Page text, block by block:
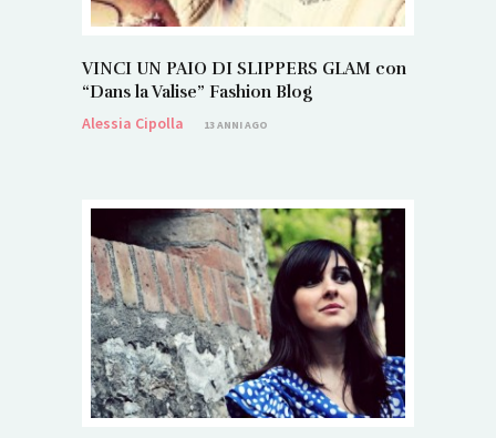
VINCI UN PAIO DI SLIPPERS GLAM con
“Dans la Valise” Fashion Blog
Alessia Cipolla
13 ANNI AGO